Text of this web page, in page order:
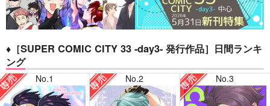
♦［SUPER COMIC CITY 33 -day3- 発行作品］日間ランキ
ング
No.1 No.2 No.3